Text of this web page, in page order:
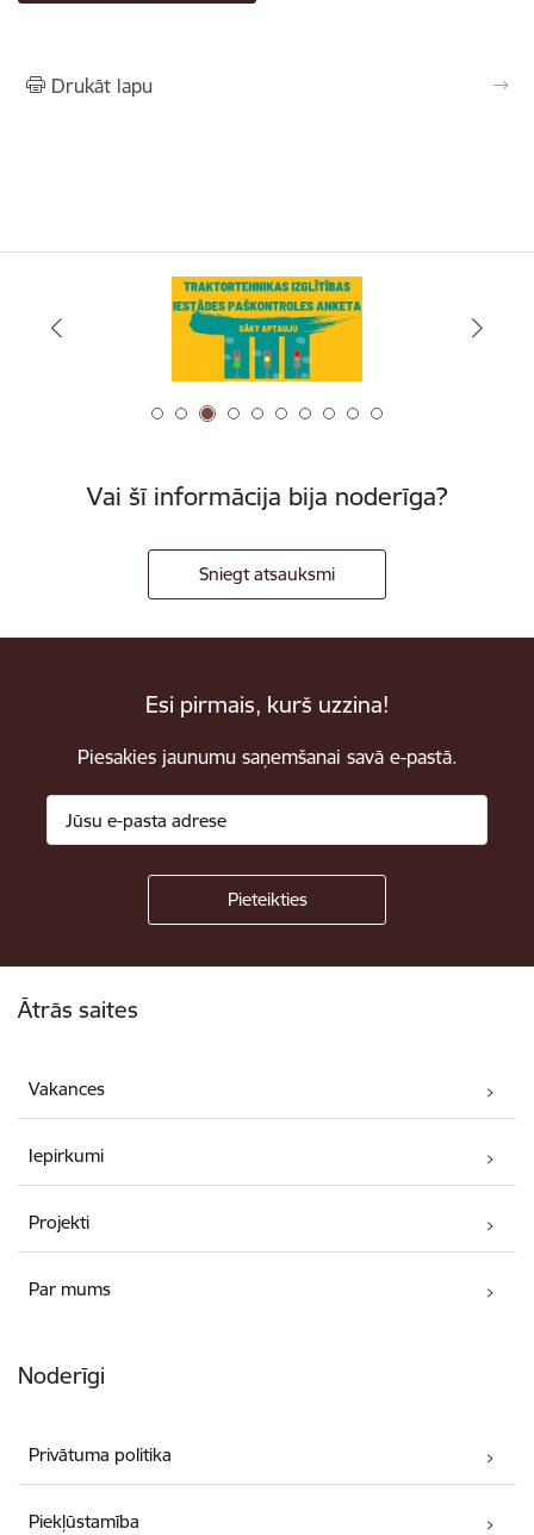
Drukāt lapu
Vai šī informācija bija noderīga?
Sniegt atsauksmi
Esi pirmais, kurš uzzina!
Piesakies jaunumu saņemšanai savā e-pastā.
Ātrās saites
Vakances
Iepirkumi
Projekti
Par mums
Noderīgi
Privātuma politika
Piekļūstamība